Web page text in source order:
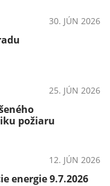
30. JÚN 2026
25. JÚN 2026
požiaru
12. JÚN 2026
energie 9.7.2026